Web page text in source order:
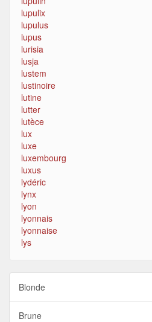
lupulix
lupulus
lupus
lurisia
lusja
lustem
lustinoire
lutine
lutter
lutèce
lux
luxe
luxembourg
luxus
lydéric
lynx
lyon
lyonnais
lyonnaise
lys
Blonde
Brune